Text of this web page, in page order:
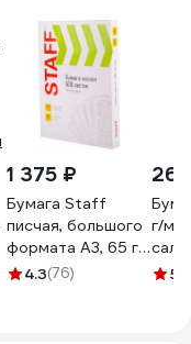
1 375 ₽
Бумага Staff
писчая, большого
формата А3, 65 г/
м2, 500 л.,
4.3(76)
г/м2
5